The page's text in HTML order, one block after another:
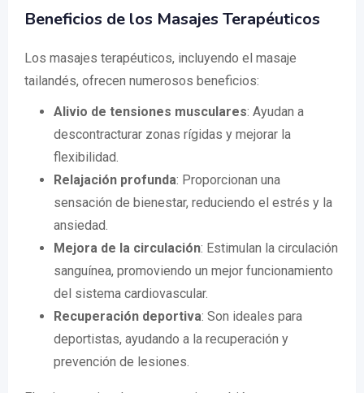
Beneficios de los Masajes Terapéuticos
Los masajes terapéuticos, incluyendo el masaje
tailandés, ofrecen numerosos beneficios:
Alivio de tensiones musculares: Ayudan a
descontracturar zonas rígidas y mejorar la
flexibilidad.
Relajación profunda: Proporcionan una
sensación de bienestar, reduciendo el estrés y la
ansiedad.
Mejora de la circulación: Estimulan la circulación
sanguínea, promoviendo un mejor funcionamiento
del sistema cardiovascular.
Recuperación deportiva: Son ideales para
deportistas, ayudando a la recuperación y
prevención de lesiones.